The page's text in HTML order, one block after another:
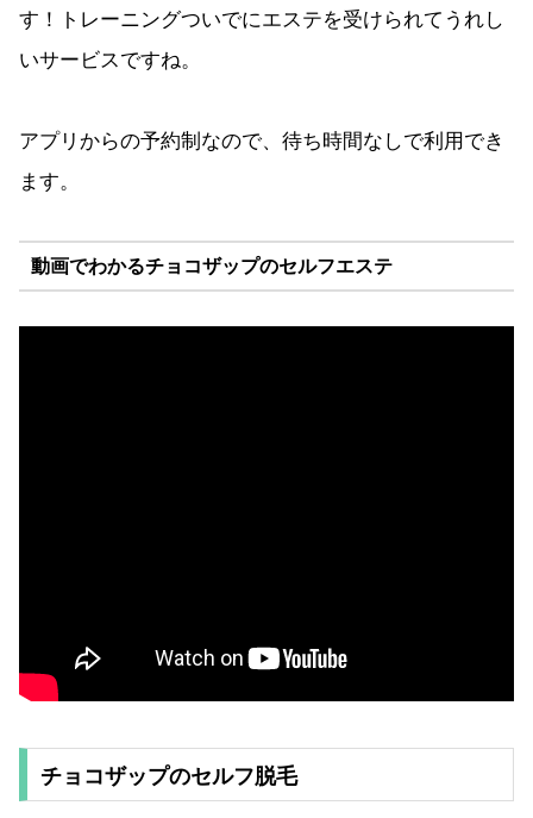
す！トレーニングついでにエステを受けられてうれし
いサービスですね。
アプリからの予約制なので、待ち時間なしで利用でき
ます。
動画でわかるチョコザップのセルフエステ
チョコザップのセルフ脱毛